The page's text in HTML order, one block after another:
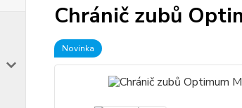
Chránič zubů
Novinka